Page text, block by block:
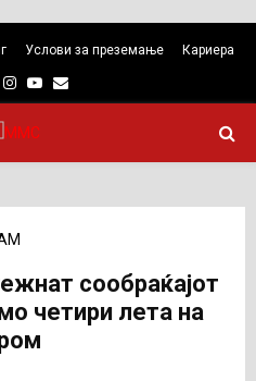
Услови за преземање Кариера
Instagram
Youtube
Email
сообраќајот
четири лета на